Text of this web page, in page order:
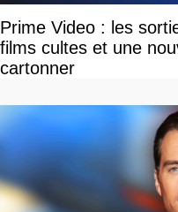
Prime Video : les
films cultes et une
cartonner